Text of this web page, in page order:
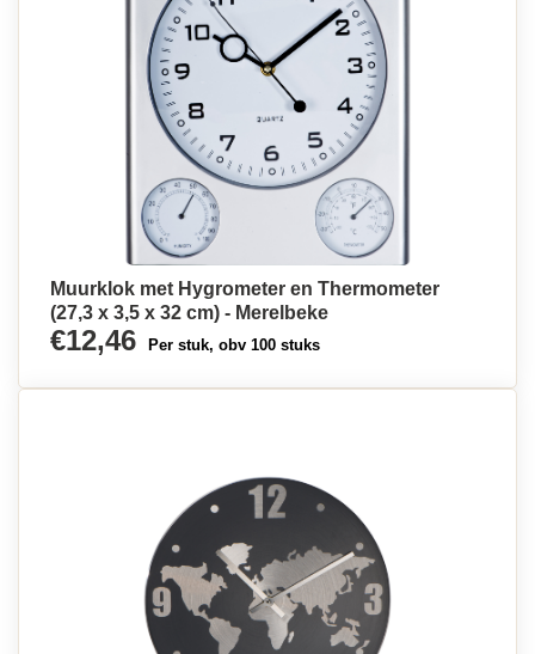
Muurklok met Hygrometer en Thermometer
(27,3 x 3,5 x 32 cm) - Merelbeke
€12,46 Per stuk, obv 100 stuks